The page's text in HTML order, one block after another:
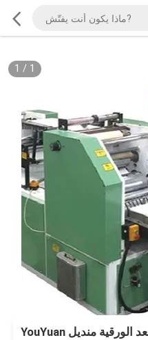
1 / 1
YouYuan الهوائية متعددة الحجم آلة العد الورقية منديل